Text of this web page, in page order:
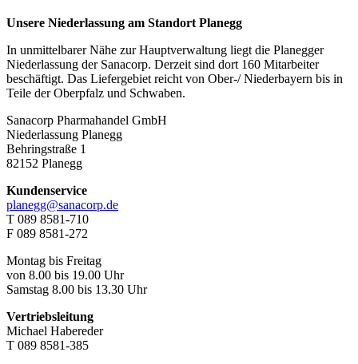
Unsere Niederlassung am Standort Planegg
In unmittelbarer Nähe zur Hauptverwaltung liegt die Planegger
Niederlassung der Sanacorp. Derzeit sind dort 160 Mitarbeiter
beschäftigt. Das Liefergebiet reicht von Ober-/ Niederbayern bis in
Teile der Oberpfalz und Schwaben.
Sanacorp Pharmahandel GmbH
Niederlassung Planegg
Behringstraße 1
82152 Planegg
Kundenservice
planegg@sanacorp.de
T 089 8581-710
F 089 8581-272
Montag bis Freitag
von 8.00 bis 19.00 Uhr
Samstag 8.00 bis 13.30 Uhr
Vertriebsleitung
Michael Habereder
T 089 8581-385